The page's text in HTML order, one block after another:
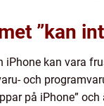
”kan
iPhone kan vara
och
på iPhone”